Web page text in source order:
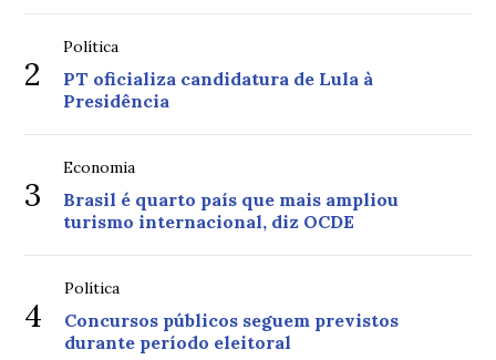
2
Política
PT oficializa candidatura de Lula à
Presidência
3
Economia
Brasil é quarto país que mais ampliou
turismo internacional, diz OCDE
4
Política
Concursos públicos seguem previstos
durante período eleitoral